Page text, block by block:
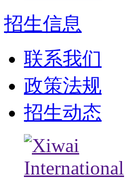
招生信息
联系我们
政策法规
招生动态